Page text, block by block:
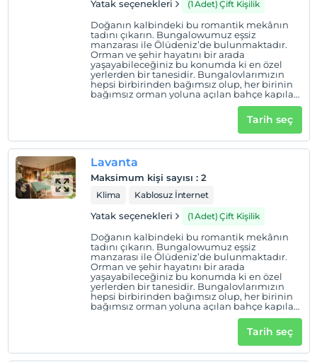
Yatak seçenekleri (1 Adet) Çift Kişilik
Doğanın kalbindeki bu romantik mekânın
tadını çıkarın. Bungalowumuz eşsiz
manzarası ile Ölüdeniz’de bulunmaktadır.
Orman ve şehir hayatını bir arada
yaşayabileceğiniz bu konumda ki en özel
yerlerden bir tanesidir. Bungalovlarımızın
hepsi birbirinden bağımsız olup, her birinin
bağımsız orman yoluna açılan bahçe kapıları
da mevcuttur. Doğa ile iç içe olup, sabah
kalkıp orman yürüyüşü ile Hisarönü’ne,
Ovacık’a gidebiliceğiniz tercihen yürüyerek
Ölüdenize inebiliceğiniz tam merkez
noktadadır.
Tarih seç
Lavanta
Maksimum kişi sayısı : 2
Klima Kablosuz İnternet
Yatak seçenekleri (1 Adet) Çift Kişilik
Doğanın kalbindeki bu romantik mekânın
tadını çıkarın. Bungalowumuz eşsiz
manzarası ile Ölüdeniz’de bulunmaktadır.
Orman ve şehir hayatını bir arada
yaşayabileceğiniz bu konumda ki en özel
yerlerden bir tanesidir. Bungalovlarımızın
hepsi birbirinden bağımsız olup, her birinin
bağımsız orman yoluna açılan bahçe kapıları
da mevcuttur. Doğa ile iç içe olup, sabah
kalkıp orman yürüyüşü ile Hisarönü’ne,
Ovacık’a gidebiliceğiniz tercihen yürüyerek
Ölüdenize inebiliceğiniz tam merkez
noktadadır.
Tarih seç